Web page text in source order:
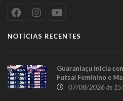
NOTÍCIAS RECENTES
Guaraniaçu inicia
Futsal Feminino e
07/08/2026 às